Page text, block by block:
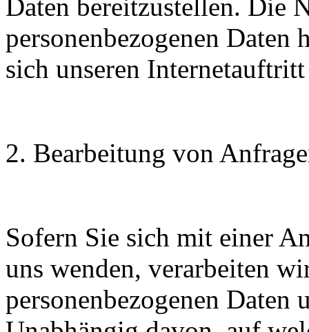
Daten bereitzustellen. Die
personenbezogenen Daten
sich unseren
2. Bearbeitung von
Sofern Sie sich mit einer
uns wenden, verarbeiten
personenbezogenen